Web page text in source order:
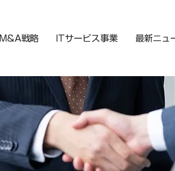
M&A戦略 ITサービス事業 最新ニュ